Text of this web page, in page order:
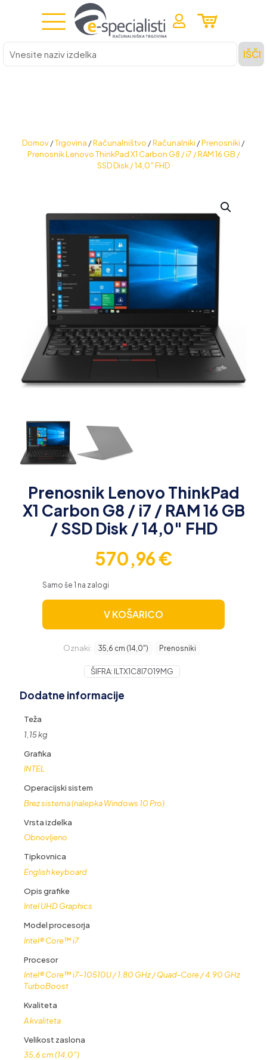
Vnesite
naziv
izdelka
IŠČI
Domov/Trgovina /Računalništvo /Računalniki /Prenosniki /
Prenosnik Lenovo ThinkPad X1 Carbon G8 / i7 / RAM 16 GB /
SSD Disk / 14,0″ FHD
Prenosnik Lenovo ThinkPad
X1 Carbon G8 / i7 / RAM 16 GB
/ SSD Disk / 14,0″ FHD
570,96€
Samo še 1 na zalogi
V KOŠARICO
Oznaki: 35,6 cm (14,0″) Prenosniki
ŠIFRA: ILTX1C8I7019MG
Dodatne informacije
Teža
1,15 kg
Grafika
INTEL
Operacijski sistem
Brez sistema (nalepka Windows 10 Pro)
Vrsta izdelka
Obnovljeno
Tipkovnica
English keyboard
Opis grafike
Intel UHD Graphics
Model procesorja
Intel® Core™ i7
Procesor
Intel® Core™ i7-10510U / 1.80 GHz / Quad-Core / 4.90 GHz
TurboBoost
Kvaliteta
A kvaliteta
Velikost zaslona
35,6 cm (14,0″)